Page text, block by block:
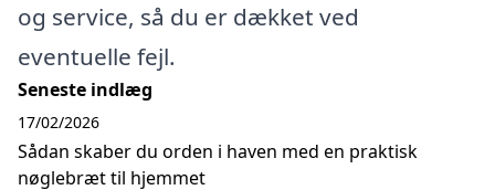
og service, så du er dækket ved
eventuelle fejl.
Seneste indlæg
Sådan skaber du orden i haven med en praktisk
nøglebræt til hjemmet
17/02/2026